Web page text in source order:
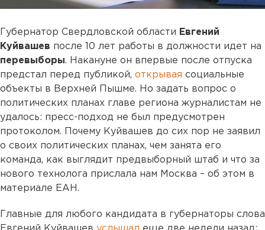
Губернатор Свердловской области Евгений
Куйвашев после 10 лет работы в должности идет на
перевыборы. Накануне он впервые после отпуска
предстал перед публикой, открывая социальные
объекты в Верхней Пышме. Но задать вопрос о
политических планах главе региона журналистам не
удалось: пресс-подход не был предусмотрен
протоколом. Почему Куйвашев до сих пор не заявил
о своих политических планах, чем занята его
команда, как выглядит предвыборный штаб и что за
нового технолога прислала нам Москва – об этом в
материале ЕАН.
Главные для любого кандидата в губернаторы слова